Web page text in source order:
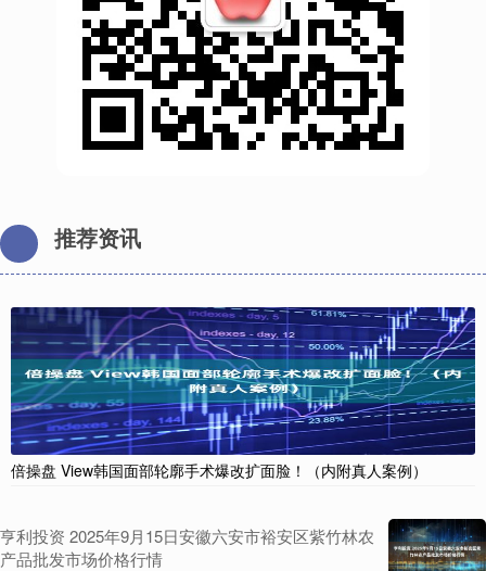
推荐资讯
倍操盘 View韩国面部轮廓手术爆改扩面脸！（内附真人案例）
亨利投资 2025年9月15日安徽六安市裕安区紫竹林农
产品批发市场价格行情